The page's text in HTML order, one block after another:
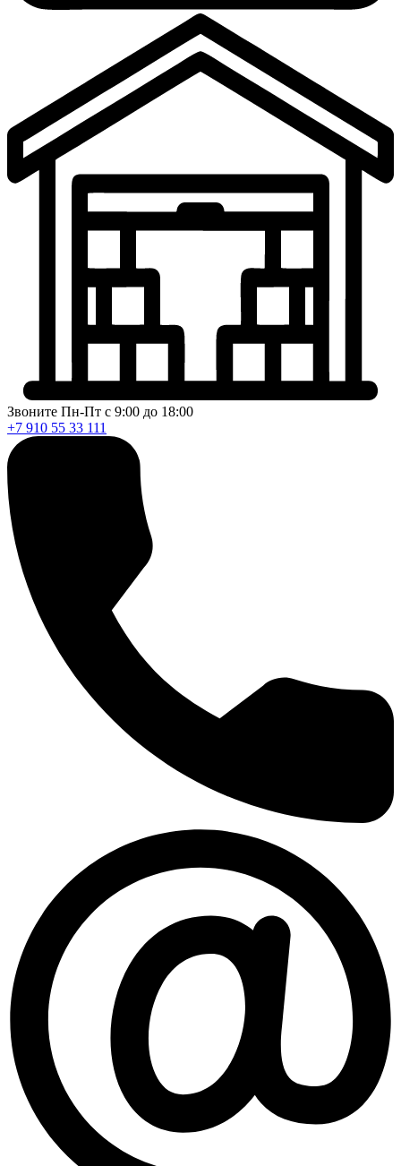
Звоните Пн-Пт с 9:00 до 18:00
+7 910 55 33 111